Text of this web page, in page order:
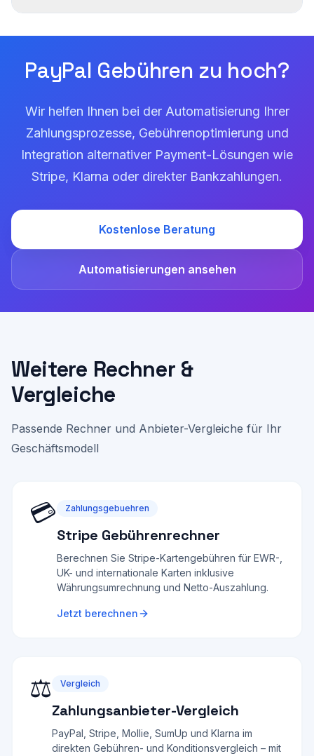
PayPal Gebühren zu hoch?
Wir helfen Ihnen bei der Automatisierung Ihrer
Zahlungsprozesse, Gebührenoptimierung und
Integration alternativer Payment-Lösungen wie
Stripe, Klarna oder direkter Bankzahlungen.
Kostenlose Beratung
Automatisierungen ansehen
Weitere Rechner &
Vergleiche
Passende Rechner und Anbieter-Vergleiche für Ihr
Geschäftsmodell
💳 Zahlungsgebuehren
Stripe Gebührenrechner
Berechnen Sie Stripe-Kartengebühren für EWR-,
UK- und internationale Karten inklusive
Währungsumrechnung und Netto-Auszahlung.
Jetzt berechnen
⚖️ Vergleich
Zahlungsanbieter-Vergleich
PayPal, Stripe, Mollie, SumUp und Klarna im
direkten Gebühren- und Konditionsvergleich – mit